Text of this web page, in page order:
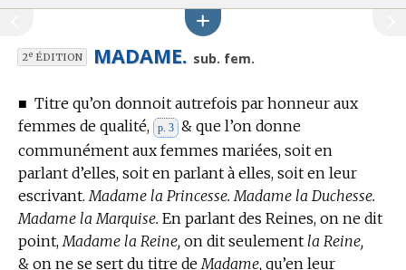
2eÉDITION MADAME. sub. fem.
■ Titre qu’on donnoit autrefois par honneur aux
femmes de qualité,
p. 3 & que l’on donne
communément aux femmes mariées, soit en
parlant d’elles, soit en parlant à elles, soit en leur
escrivant. Madame la Princesse. Madame la Duchesse.
Madame la Marquise. En parlant des Reines, on ne dit
point,Madame la Reine, on dit seulement la Reine,
& on ne se sert du titre deMadame, qu’en leur